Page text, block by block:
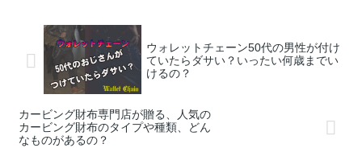
ウォレットチェーン50代の男性が付け
ていたらダサい？いったい何歳までい
けるの？
カービング財布専門店が贈る、人気の
カービング財布のタイプや種類、どん
なものがあるの？